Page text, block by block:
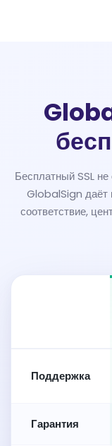
Бесплатный SSL
GlobalSign даёт
соответствие,
Поддержка
Гарантия